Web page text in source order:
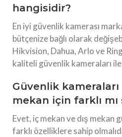
hangisidir?
En iyi güvenlik kamerası
bütçenize bağlı olarak
Hikvision, Dahua, Arlo ve
kaliteli güvenlik kameraları
Güvenlik kameraları
mekan için farklı
Evet, iç mekan ve dış mekan
farklı özelliklere sahip